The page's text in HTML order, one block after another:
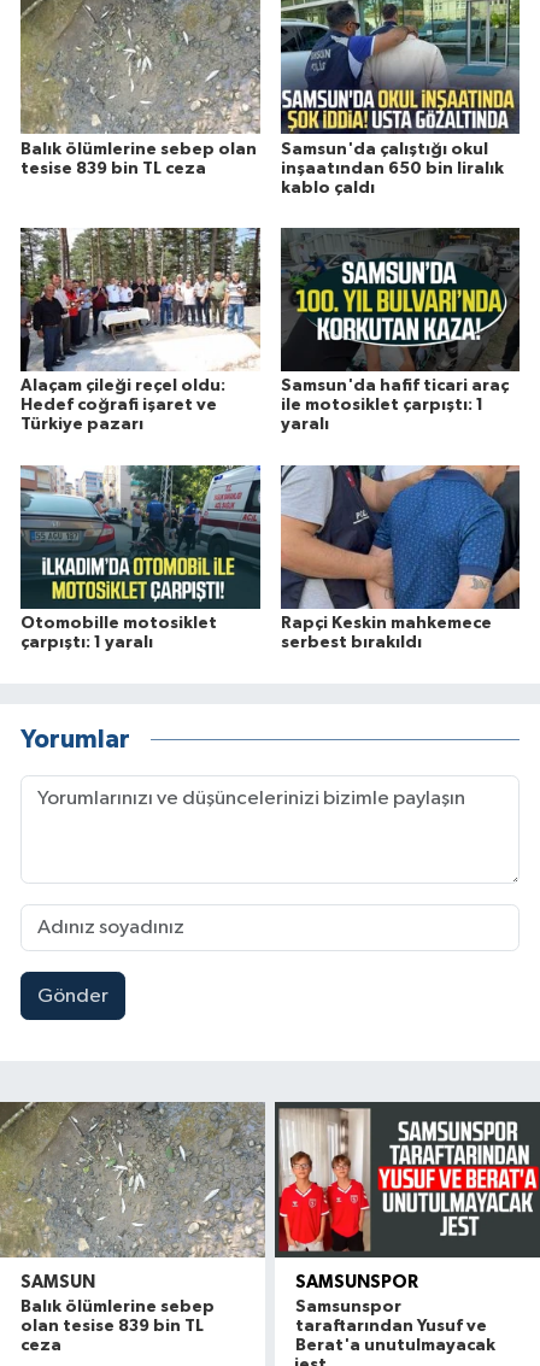
Balık ölümlerine sebep olan
tesise 839 bin TL ceza
Samsun'da çalıştığı okul
inşaatından 650 bin liralık
kablo çaldı
Alaçam çileği reçel oldu:
Hedef coğrafi işaret ve
Türkiye pazarı
Samsun'da hafif ticari araç
ile motosiklet çarpıştı: 1
yaralı
Otomobille motosiklet
çarpıştı: 1 yaralı
Rapçi Keskin mahkemece
serbest bırakıldı
Yorumlar
Gönder
SAMSUN
Balık ölümlerine sebep
olan tesise 839 bin TL
ceza
SAMSUNSPOR
Samsunspor
taraftarından Yusuf ve
Berat'a unutulmayacak